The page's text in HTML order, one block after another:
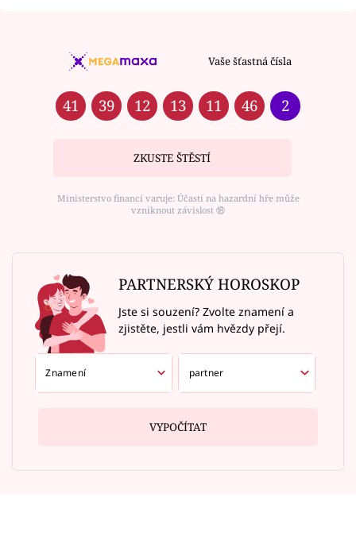
Vaše šťastná čísla
41 39 12 13 11 46 2
ZKUSTE ŠTĚSTÍ
Ministerstvo financí varuje: Účastí na hazardní hře může
vzniknout závislost ⑱
PARTNERSKÝ HOROSKOP
Jste si souzení? Zvolte znamení a
zjistěte, jestli vám hvězdy přejí.
VYPOČÍTAT